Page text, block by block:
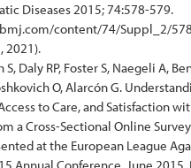
Diseases 2015; 74:578-579.
content/74/Suppl_2/
2021).
S, Daly RP, Foster S, Naegeli A,
O, Alarcón G.
to Care, and Satisfaction
a Cross-Sectional Online
at the European League